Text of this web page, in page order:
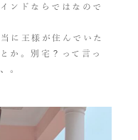
ンドならではなので
に王様が住んでいた
か。別宅？って言っ
。